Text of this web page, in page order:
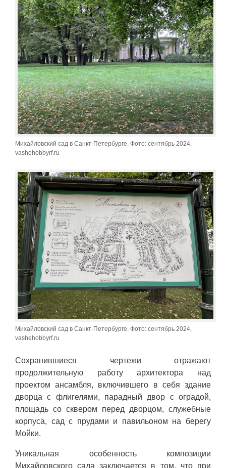
Михайловский сад в Санкт-Петербурге. Фото: сентябрь 2024,
vashehobbyrf.ru
Михайловский сад в Санкт-Петербурге. Фото: сентябрь 2024,
vashehobbyrf.ru
Сохранившиеся чертежи отражают
продолжительную работу архитектора над
проектом ансамбля, включившего в себя здание
дворца с флигелями, парадный двор с оградой,
площадь со сквером перед дворцом, служебные
корпуса, сад с прудами и павильоном на берегу
Мойки.
Уникальная особенность композиции
Михайловского сада заключается в том, что при